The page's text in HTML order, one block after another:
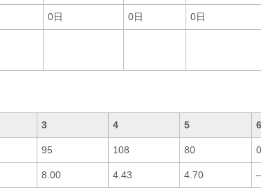
0日 0日 0日
3 4 5 6
95 108 80 0
8.00 4.43 4.70